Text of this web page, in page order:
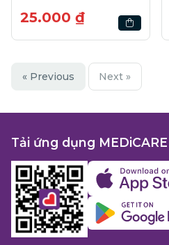
25.000 ₫
« Previous Next »
Tải ứng dụng MEDiCARE